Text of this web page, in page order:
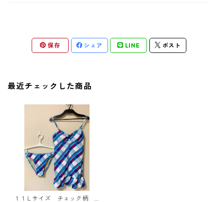
保存 シェア LINE ポスト
最近チェックした商品
１１Ｌサイズ チェック柄